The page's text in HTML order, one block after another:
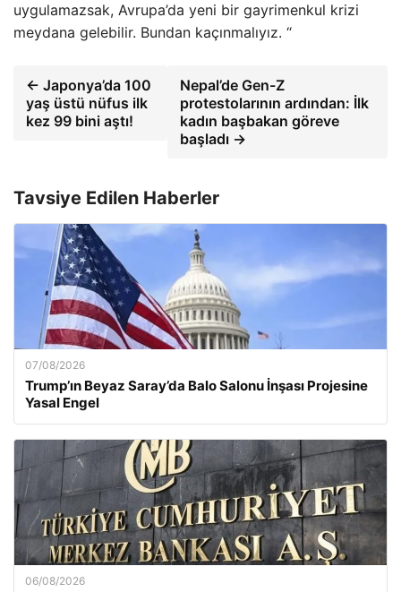
uygulamazsak, Avrupa’da yeni bir gayrimenkul krizi
meydana gelebilir. Bundan kaçınmalıyız. “
← Japonya’da 100
yaş üstü nüfus ilk
kez 99 bini aştı!
Nepal’de Gen-Z
protestolarının ardından: İlk
kadın başbakan göreve
başladı →
Tavsiye Edilen Haberler
07/08/2026
Trump’ın Beyaz Saray’da Balo Salonu İnşası Projesine
Yasal Engel
06/08/2026